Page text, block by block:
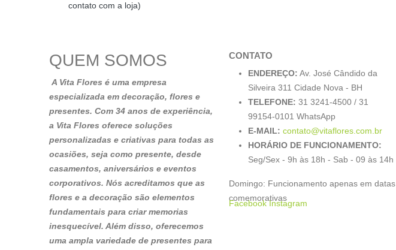
contato com a loja)
QUEM SOMOS
A Vita Flores é uma empresa
especializada em decoração, flores e
presentes. Com 34 anos de experiência,
a Vita Flores oferece soluções
personalizadas e criativas para todas as
ocasiões, seja como presente, desde
casamentos, aniversários e eventos
corporativos. Nós acreditamos que as
flores e a decoração são elementos
fundamentais para criar memorias
inesquecível. Além disso, oferecemos
uma ampla variedade de presentes para
CONTATO
ENDEREÇO: Av. José Cândido da
Silveira 311 Cidade Nova - BH
TELEFONE: 31 3241-4500 / 31
99154-0101 WhatsApp
E-MAIL: contato@vitaflores.com.br
HORÁRIO DE FUNCIONAMENTO:
Seg/Sex - 9h às 18h - Sab - 09 às 14h
Domingo: Funcionamento apenas em datas
comemorativas
Facebook Instagram